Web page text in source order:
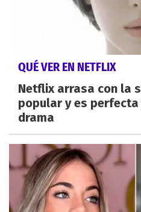
QUÉ VER EN NETFLIX
Netflix arrasa con la
popular y es
drama